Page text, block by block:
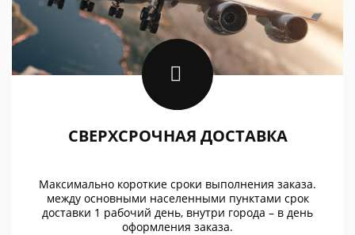
СВЕРХСРОЧНАЯ ДОСТАВКА
Максимально короткие сроки выполнения заказа.
между основными населенными пунктами срок
доставки 1 рабочий день, внутри города – в день
оформления заказа.